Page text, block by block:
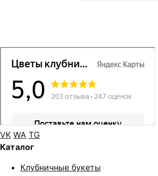
VK WA TG
Каталог
Клубничные букеты